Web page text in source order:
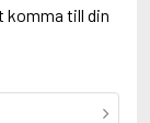
komma till din